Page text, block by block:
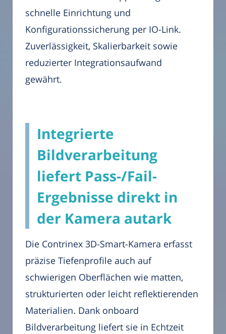
schnelle Einrichtung und
Konfigurationssicherung per IO-Link.
Zuverlässigkeit, Skalierbarkeit sowie
reduzierter Integrationsaufwand
gewährt.
Integrierte
Bildverarbeitung
liefert Pass-/Fail-
Ergebnisse direkt in
der Kamera autark
Die Contrinex 3D-Smart-Kamera erfasst
präzise Tiefenprofile auch auf
schwierigen Oberflächen wie matten,
strukturierten oder leicht reflektierenden
Materialien. Dank onboard
Bildverarbeitung liefert sie in Echtzeit